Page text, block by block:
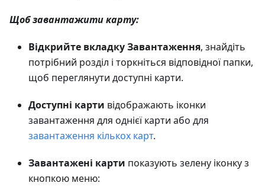
Щоб завантажити карту:
Відкрийте вкладку Завантаження, знайдіть
потрібний розділ і торкніться відповідної папки,
щоб переглянути доступні карти.
Доступні карти відображають іконки
завантаження для однієї карти або для
завантаження кількох карт.
Завантажені карти показують зелену іконку з
кнопкою меню: